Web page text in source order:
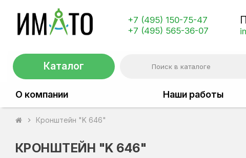
+7 (495) 150-75-47
+7 (495) 565-36-07
Каталог
О компании Наши работы
chevron_right Кронштейн "K 646"
КРОНШТЕЙН "K 646"